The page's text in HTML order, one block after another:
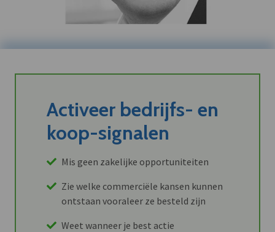
Activeer bedrijfs- en
koop-signalen
Mis geen zakelijke opportuniteiten
Zie welke commerciële kansen kunnen
ontstaan vooraleer ze besteld zijn
Weet wanneer je best actie